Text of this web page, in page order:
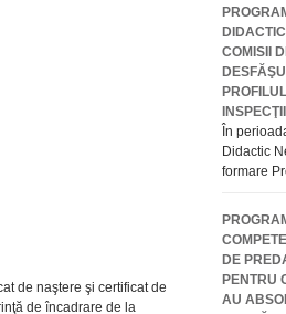
de naştere şi certificat de
de încadrare de la
COMISII
În
Didactic
formare
DE
PENTRU
AU